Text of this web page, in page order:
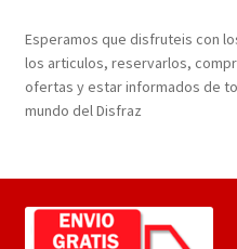
Esperamos que disfruteis con
los articulos, reservarlos,
ofertas y estar informados de
mundo del Disfraz